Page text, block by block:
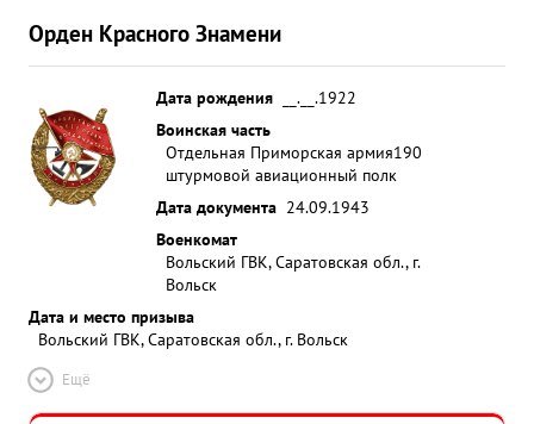
Орден Красного Знамени
Дата рождения
__.__.1922
Воинская часть
Отдельная Приморская армия190
штурмовой авиационный полк
Дата документа 24.09.1943
Военкомат
Вольский ГВК, Саратовская обл., г.
Вольск
Дата и место призыва
Вольский ГВК, Саратовская обл., г. Вольск
Ещё